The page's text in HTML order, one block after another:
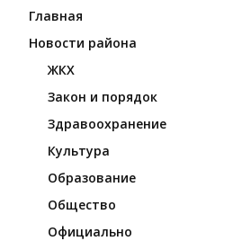
Главная
Новости района
ЖКХ
Закон и порядок
Здравоохранение
Культура
Образование
Общество
Официально